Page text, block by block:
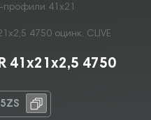
профили 41х21
4750 оцинк. CLIVE
41х21х2,5 4750